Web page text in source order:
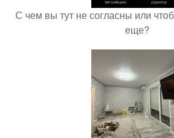
С чем вы тут не согласны или
еще?